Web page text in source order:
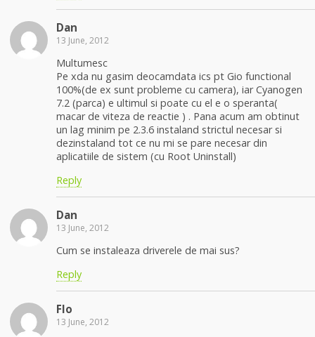
Dan
13 June, 2012
Multumesc
Pe xda nu gasim deocamdata ics pt Gio functional
100%(de ex sunt probleme cu camera), iar Cyanogen
7.2 (parca) e ultimul si poate cu el e o speranta(
macar de viteza de reactie ) . Pana acum am obtinut
un lag minim pe 2.3.6 instaland strictul necesar si
dezinstaland tot ce nu mi se pare necesar din
aplicatiile de sistem (cu Root Uninstall)
Reply
Dan
13 June, 2012
Cum se instaleaza driverele de mai sus?
Reply
Flo
13 June, 2012